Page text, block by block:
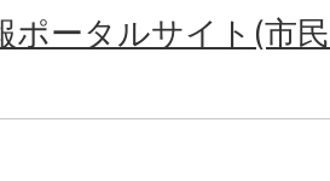
ポータルサイト(市